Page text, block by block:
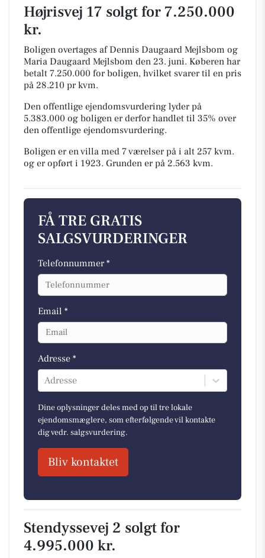
Højrisvej 17 solgt for 7.250.000
kr.
Boligen overtages af Dennis Daugaard Mejlsbom og
Maria Daugaard Mejlsbom den 23. juni. Køberen har
betalt 7.250.000 for boligen, hvilket svarer til en pris
på 28.210 pr kvm.
Den offentlige ejendomsvurdering lyder på
5.383.000 og boligen er derfor handlet til 35% over
den offentlige ejendomsvurdering.
Boligen er en villa med 7 værelser på i alt 257 kvm.
og er opført i 1923. Grunden er på 2.563 kvm.
FÅ TRE GRATIS
SALGSVURDERINGER
Telefonnummer *
Email *
Adresse *
Adresse
Dine oplysninger deles med op til tre lokale
ejendomsmæglere, som efterfølgende vil kontakte
dig vedr. salgsvurdering.
Bliv kontaktet
Stendyssevej 2 solgt for
4.995.000 kr.